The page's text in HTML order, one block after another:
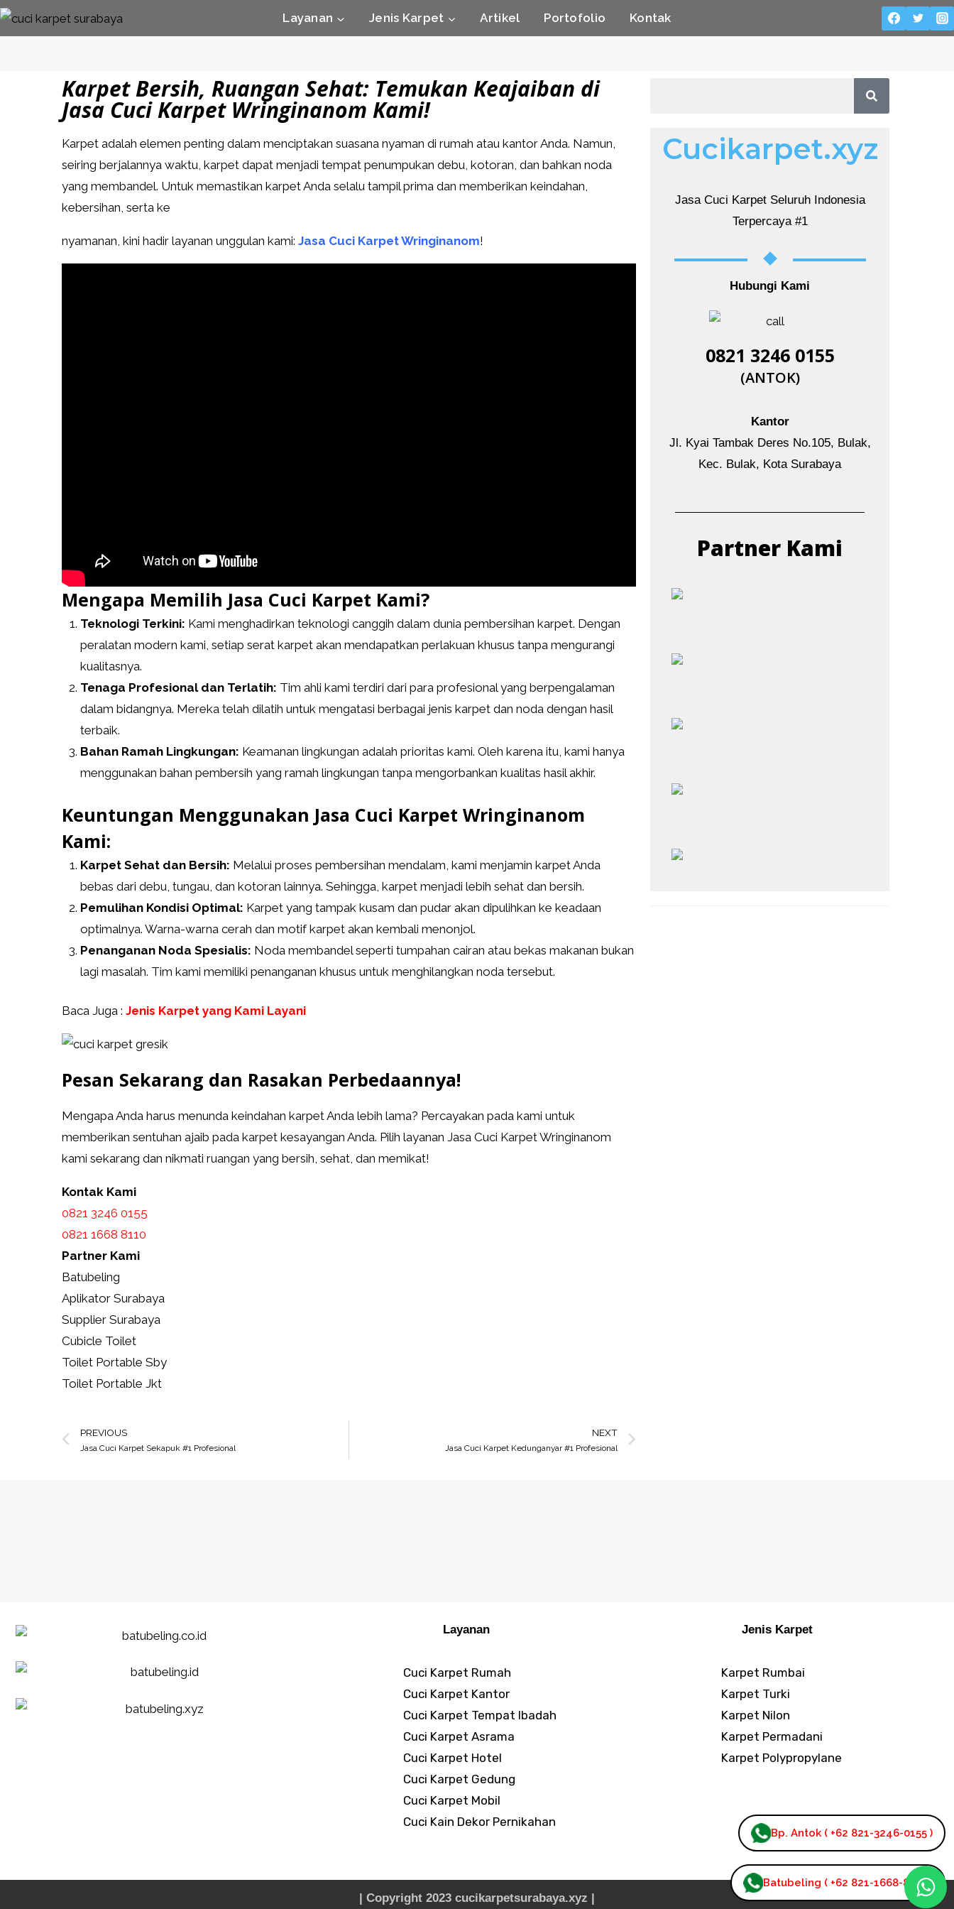
Layanan Jenis Karpet Artikel Portofolio Kontak
Karpet Bersih, Ruangan Sehat: Temukan Keajaiban di
Jasa Cuci Karpet Wringinanom Kami!
Karpet adalah elemen penting dalam menciptakan suasana nyaman di rumah atau kantor Anda. Namun,
seiring berjalannya waktu, karpet dapat menjadi tempat penumpukan debu, kotoran, dan bahkan noda
yang membandel. Untuk memastikan karpet Anda selalu tampil prima dan memberikan keindahan,
kebersihan, serta ke
nyamanan, kini hadir layanan unggulan kami: Jasa Cuci Karpet Wringinanom!
Mengapa Memilih Jasa Cuci Karpet Kami?
Teknologi Terkini: Kami menghadirkan teknologi canggih dalam dunia pembersihan karpet. Dengan
peralatan modern kami, setiap serat karpet akan mendapatkan perlakuan khusus tanpa mengurangi
kualitasnya.
Tenaga Profesional dan Terlatih: Tim ahli kami terdiri dari para profesional yang berpengalaman
dalam bidangnya. Mereka telah dilatih untuk mengatasi berbagai jenis karpet dan noda dengan hasil
terbaik.
Bahan Ramah Lingkungan: Keamanan lingkungan adalah prioritas kami. Oleh karena itu, kami hanya
menggunakan bahan pembersih yang ramah lingkungan tanpa mengorbankan kualitas hasil akhir.
Keuntungan Menggunakan Jasa Cuci Karpet Wringinanom
Kami:
Karpet Sehat dan Bersih: Melalui proses pembersihan mendalam, kami menjamin karpet Anda
bebas dari debu, tungau, dan kotoran lainnya. Sehingga, karpet menjadi lebih sehat dan bersih.
Pemulihan Kondisi Optimal: Karpet yang tampak kusam dan pudar akan dipulihkan ke keadaan
optimalnya. Warna-warna cerah dan motif karpet akan kembali menonjol.
Penanganan Noda Spesialis: Noda membandel seperti tumpahan cairan atau bekas makanan bukan
lagi masalah. Tim kami memiliki penanganan khusus untuk menghilangkan noda tersebut.
Baca Juga : Jenis Karpet yang Kami Layani
Pesan Sekarang dan Rasakan Perbedaannya!
Mengapa Anda harus menunda keindahan karpet Anda lebih lama? Percayakan pada kami untuk
memberikan sentuhan ajaib pada karpet kesayangan Anda. Pilih layanan Jasa Cuci Karpet Wringinanom
kami sekarang dan nikmati ruangan yang bersih, sehat, dan memikat!
Kontak Kami
0821 3246 0155​
0821 1668 8110
Partner Kami
Batubeling
Aplikator Surabaya
Supplier Surabaya
Cubicle Toilet
Toilet Portable Sby
Toilet Portable Jkt
PREVIOUS
Jasa Cuci Karpet Sekapuk #1 Profesional
NEXT
Jasa Cuci Karpet Kedunganyar #1 Profesional
Cucikarpet.xyz
Jasa Cuci Karpet Seluruh Indonesia
Terpercaya #1
Hubungi Kami
0821 3246 0155​
(ANTOK)
Kantor
Jl. Kyai Tambak Deres No.105, Bulak,
Kec. Bulak, Kota Surabaya
Partner Kami
Layanan
Cuci Karpet Rumah
Cuci Karpet Kantor
Cuci Karpet Tempat Ibadah
Cuci Karpet Asrama
Cuci Karpet Hotel
Cuci Karpet Gedung
Cuci Karpet Mobil
Cuci Kain Dekor Pernikahan
Bp. Antok ( +62 821-3246-0155 )
Batubeling ( +62 821-1668-8110 )
Jenis Karpet
Karpet Rumbai
Karpet Turki
Karpet Nilon
Karpet Permadani
Karpet Polypropylane
| Copyright 2023 cucikarpetsurabaya.xyz |